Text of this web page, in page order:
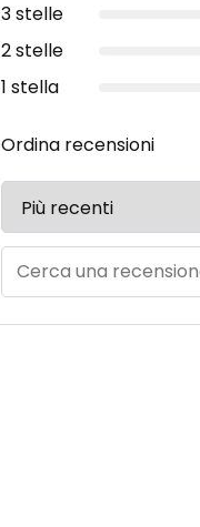
3 stelle
2 stelle
1 stella
Ordina recensioni